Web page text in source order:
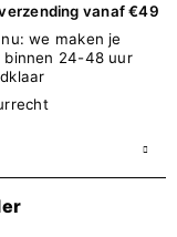
vanaf €49
we maken je
binnen 24-48 uur